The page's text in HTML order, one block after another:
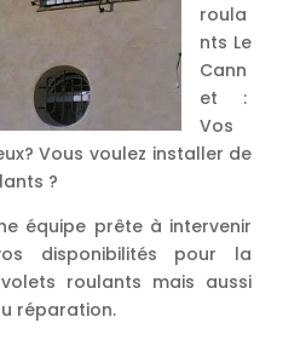
roula
nts Le
Cann
et :
Vos
Vous voulez installer de
?
équipe prête à intervenir
disponibilités pour la
roulants mais aussi
réparation.